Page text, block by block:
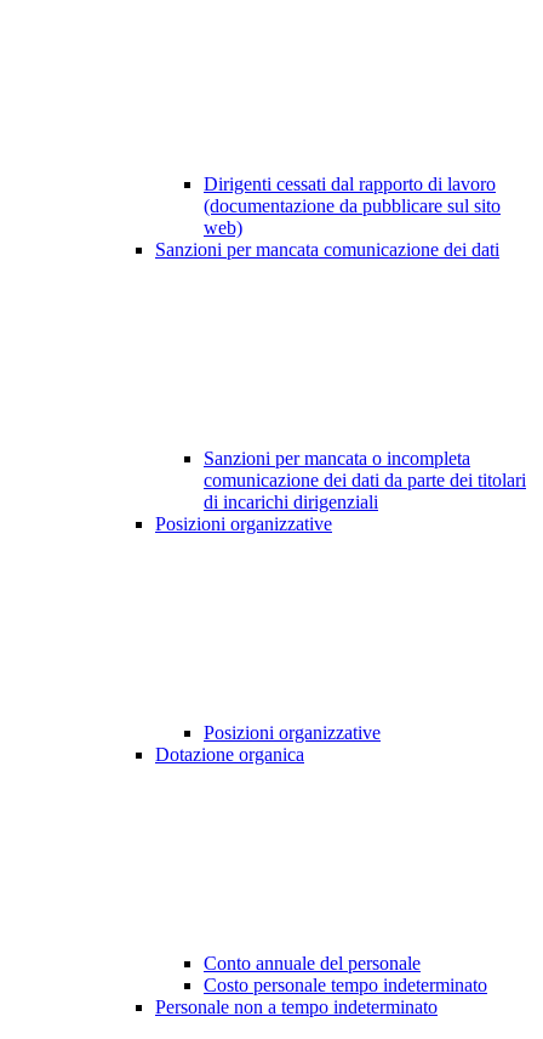
Dirigenti cessati dal rapporto di lavoro
(documentazione da pubblicare sul sito
web)
Sanzioni per mancata comunicazione dei dati
Sanzioni per mancata o incompleta
comunicazione dei dati da parte dei titolari
di incarichi dirigenziali
Posizioni organizzative
Posizioni organizzative
Dotazione organica
Conto annuale del personale
Costo personale tempo indeterminato
Personale non a tempo indeterminato